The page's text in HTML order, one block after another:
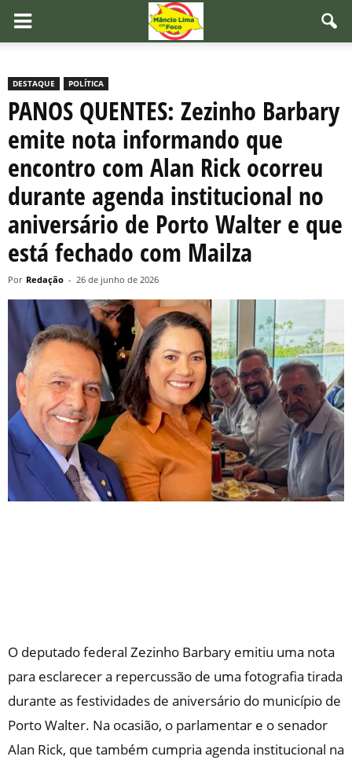
DESTAQUE POLÍTICA
PANOS QUENTES: Zezinho Barbary
emite nota informando que
encontro com Alan Rick ocorreu
durante agenda institucional no
aniversário de Porto Walter e que
está fechado com Mailza
Por Redação - 26 de junho de 2026
​O deputado federal Zezinho Barbary emitiu uma nota
para esclarecer a repercussão de uma fotografia tirada
durante as festividades de aniversário do município de
Porto Walter. Na ocasião, o parlamentar e o senador
Alan Rick, que também cumpria agenda institucional na